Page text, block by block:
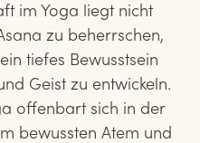
im Yoga liegt nicht
zu beherrschen,
tiefes Bewusstsein
Geist zu entwickeln.
offenbart sich in der
bewussten Atem und